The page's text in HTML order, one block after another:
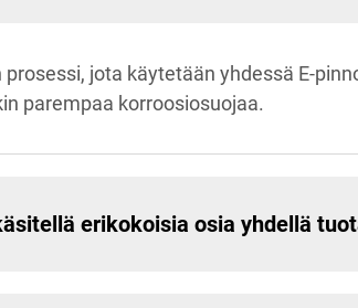
prosessi, jota käytetään yhdessä E-
parempaa korroosiosuojaa.
erikokoisia osia yhdellä